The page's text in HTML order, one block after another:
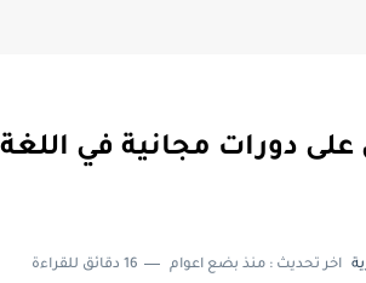
على دورات مجانية في اللغة
اخر تحديث : منذ بضع اعوام 16 دقائق للقراءة